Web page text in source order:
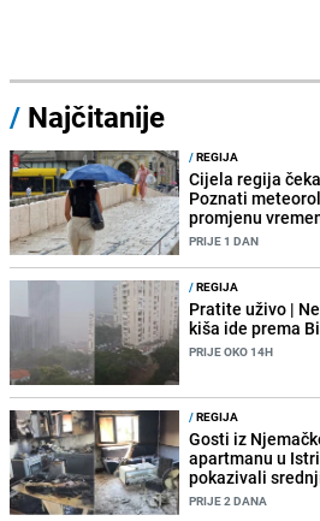
/ Najčitanije
/REGIJA
Cijela regija
Poznati
promjenu
PRIJE 1 DAN
/REGIJA
Pratite uživo |
kiša ide prema
PRIJE OKO 14H
/REGIJA
Gosti iz
apartmanu u
pokazivali
PRIJE 2 DANA